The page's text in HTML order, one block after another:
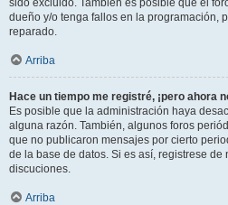
sido excluido. También es posible que el
dueño y/o tenga fallos en la programación,
reparado.
Arriba
Hace un tiempo me registré, ¡pero ahora
Es posible que la administración haya
alguna razón. También, algunos foros
que no publicaron mensajes por cierto
de la base de datos. Si es así, registrese de
discuciones.
Arriba